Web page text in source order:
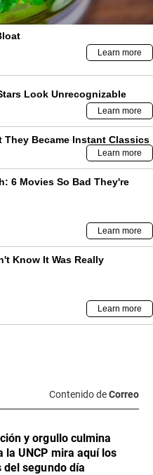
Contenido deCorreo
y orgullo culmina
la UNCP mira aquí los
del segundo día